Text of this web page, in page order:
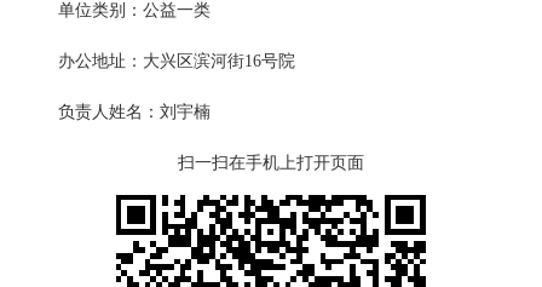
单位类别：公益一类
办公地址：大兴区滨河街16号院
负责人姓名：刘宇楠
扫一扫在手机上打开页面